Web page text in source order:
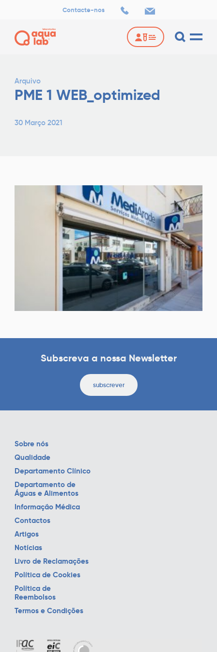
Contacte-nos
Arquivo
PME 1 WEB_optimized
30 Março 2021
Subscreva a nossa Newsletter
subscrever
Sobre nós
Qualidade
Departamento Clínico
Departamento de
Águas e Alimentos
Informação Médica
Contactos
Artigos
Notícias
Livro de Reclamações
Política de Cookies
Política de
Reembolsos
Termos e Condições